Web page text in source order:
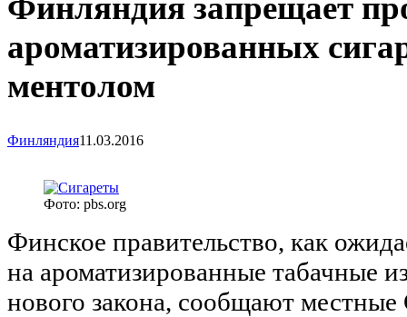
Финляндия запрещает
ароматизированных
ментолом
Финляндия11.03.2016
Фото: pbs.org
Финское правительство, как
на ароматизированные табачные
нового закона, сообщают